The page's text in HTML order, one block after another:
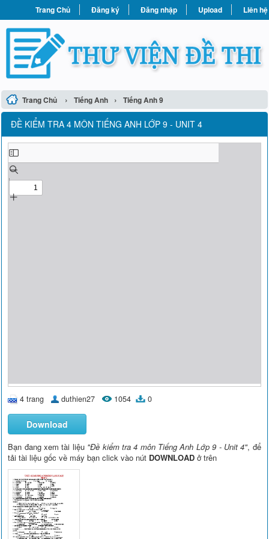
Trang Chủ Đăng ký Đăng nhập Upload Liên hệ
Trang Chủ › Tiếng Anh › Tiếng Anh 9
ĐỀ KIỂM TRA 4 MÔN TIẾNG ANH LỚP 9 - UNIT 4
4 trang duthien27 1054 0
Download
Bạn đang xem tài liệu "Đề kiểm tra 4 môn Tiếng Anh Lớp 9 - Unit 4", để
tải tài liệu gốc về máy bạn click vào nút DOWNLOAD ở trên